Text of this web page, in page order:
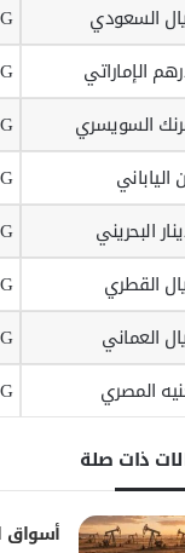
السعودي
الإماراتي
السويسري
الياباني
البحريني
القطري
العماني
المصري
ذات صلة
أسواق